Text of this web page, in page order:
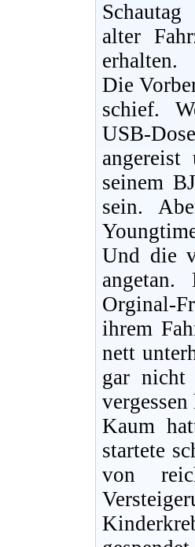
alter
erhalten.
Die
schief.
USB-
seinem
sein.
Und die
Orginal-
ihrem
nett
gar nicht
vergessen
Kaum
startete
von